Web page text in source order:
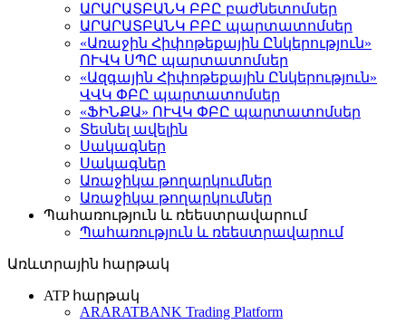
ԱՐԱՐԱՏԲԱՆԿ ԲԲԸ բաժնետոմսեր
ԱՐԱՐԱՏԲԱՆԿ ԲԲԸ պարտատոմսեր
«Առաջին Հիփոթեքային Ընկերություն»
ՈՒՎԿ ՍՊԸ պարտատոմսեր
«Ազգային Հիփոթեքային Ընկերություն»
ՎՎԿ ՓԲԸ պարտատոմսեր
«ՖԻՆՔԱ» ՈՒՎԿ ՓԲԸ պարտատոմսեր
Տեսնել ավելին
Սակագներ
Սակագներ
Առաջիկա թողարկումներ
Առաջիկա թողարկումներ
Պահառություն և ռեեստրավարում
Պահառություն և ռեեստրավարում
Առևտրային հարթակ
ATP հարթակ
ARARATBANK Trading Platform